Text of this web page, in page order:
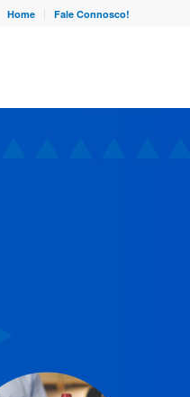
Home Fale Connosco!